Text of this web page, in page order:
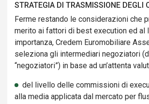
STRATEGIA DI TRASMISSIONE DEGLI
Ferme restando le considerazioni che
merito ai fattori di best execution ed al
importanza, Credem Euromobiliare
seleziona gli intermediari negoziatori
“negoziatori”) in base ad un’attenta
del livello delle commissioni di
alla media applicata dal mercato per